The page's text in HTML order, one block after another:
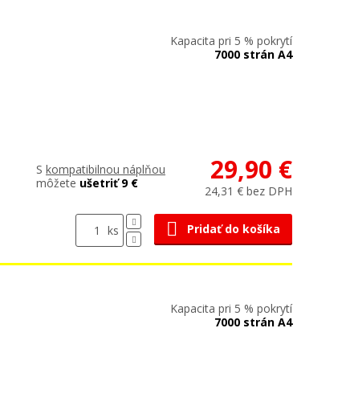
Kapacita pri 5 % pokrytí
7000 strán A4
S kompatibilnou náplňou
môžete ušetriť 9 € 29,90 €
24,31 € bez DPH
ks Pridať do košíka
Kapacita pri 5 % pokrytí
7000 strán A4